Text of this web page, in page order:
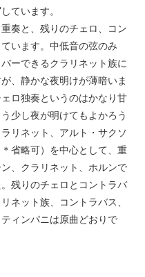
ています。
奏と、残りのチェロ、コン
います。中低音の弦のみ
ーできるクラリネット族に
、静かな夜明けが薄暗いま
ロ独奏というのはかなり甘
少し夜が明けてもよかろう
リネット、アルト・サクソ
省略可）を中心として、重
、クラリネット、ホルンで
残りのチェロとコントラバ
ネット族、コントラバス、
ィンパニは原曲どおりで